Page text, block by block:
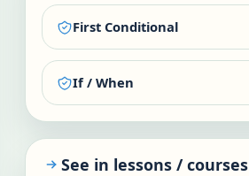
First Conditional
If / When
See in lessons / courses